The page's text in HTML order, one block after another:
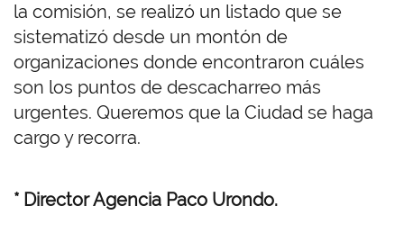
la comisión, se realizó un listado que se
sistematizó desde un montón de
organizaciones donde encontraron cuáles
son los puntos de descacharreo más
urgentes. Queremos que la Ciudad se haga
cargo y recorra.
* Director Agencia Paco Urondo.